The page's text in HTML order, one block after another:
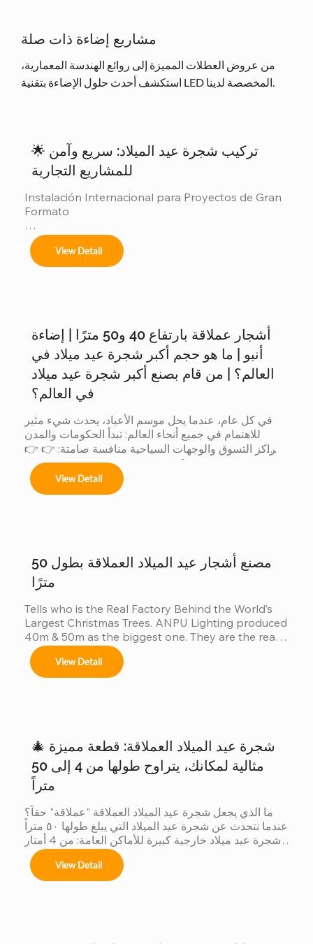
مشاريع إضاءة ذات صلة
من عروض العطلات المميزة إلى روائع الهندسة المعمارية،
استكشف أحدث حلول الإضاءة بتقنية LED المخصصة لدينا.
🌟 تركيب شجرة عيد الميلاد: سريع وآمن
للمشاريع التجارية
Instalación Internacional para Proyectos de Gran
Formato
Ofrecemos servicios completos de instalación
para:
Árboles de 4m a 50m en espacios interiores y
exteriores.
municipales.
Festivales navideños, parques temáticos y
activaciones de marca.
View Detail
أشجار عملاقة بارتفاع 40 و50 مترًا | إضاءة
أنبو | ما هو حجم أكبر شجرة عيد ميلاد في
العالم؟ | من قام بصنع أكبر شجرة عيد ميلاد
في العالم؟
في كل عام، عندما يحل موسم الأعياد، يحدث شيء مثير
للاهتمام في جميع أنحاء العالم: تبدأ الحكومات والمدن
ومراكز التسوق والوجهات السياحية منافسة صامتة: 👉 👉
لأن الشجرة الأكبر حجماً: يجذب المزيد من الزوار يُحدث ذلك
تأثيراً أكبر على وسائل التواصل الاجتماعي يتم إنتاج قيمة
تجارية أكبر عندما تتنافس الدول... يشارك المصنعون أيضاً.
فحسب......
View Detail
مصنع أشجار عيد الميلاد العملاقة بطول 50
مترًا
Tells who is the Real Factory Behind the World’s
Largest Christmas Trees. ANPU Lighting produced
40m & 50m as the biggest one. They are the real
China factory for Giant Christmas Tree.
View Detail
🎄 شجرة عيد الميلاد العملاقة: قطعة مميزة
مثالية لمكانك، يتراوح طولها من 4 إلى 50
متراً
ما الذي يجعل شجرة عيد الميلاد العملاقة "عملاقة" حقاً؟
عندما نتحدث عن شجرة عيد الميلاد التي يبلغ طولها ٥٠ متراً
شجرة عيد ميلاد خارجية كبيرة للأماكن العامة: من 4 أمتار
إلى 50 مترًا شجرة عيد الميلاد الكبيرة في الهواء الطلق
نحن متخصصون في تصاميم مخصصة لأشجار عيد الميلاد
العملاقة لتتناسب مع موضوعك لا يوجد مكانان متشابهان،
View Detail